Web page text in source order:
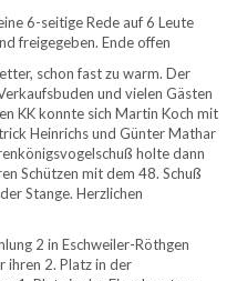
6-seitige Rede auf 6 Leute
freigegeben. Ende offen
schon fast zu warm. Der
und vielen Gästen
KK konnte sich Martin Koch mit
Heinrichs und Günter Mathar
holte dann
Schützen mit dem 48. Schuß
Stange. Herzlichen
2 in Eschweiler-Röthgen
ihren 2. Platz in der